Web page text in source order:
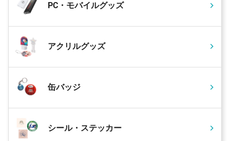
PC・モバイルグッズ
アクリルグッズ
缶バッジ
シール・ステッカー